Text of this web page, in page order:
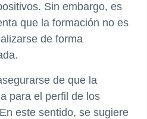
Sin embargo, es
que la formación no es
de forma
de que la
para el perfil de los
este sentido, se sugiere